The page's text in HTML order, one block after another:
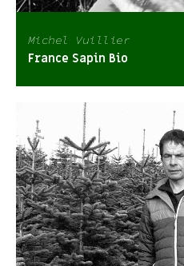
Michel Vuillier
France Sapin Bio